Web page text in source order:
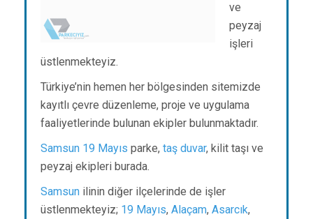
ve
peyzaj
işleri
üstlenmekteyiz.
Türkiye’nin hemen her bölgesinden sitemizde
kayıtlı çevre düzenleme, proje ve uygulama
faaliyetlerinde bulunan ekipler bulunmaktadır.
Samsun 19 Mayıs parke, taş duvar, kilit taşı ve
peyzaj ekipleri burada.
Samsun ilinin diğer ilçelerinde de işler
üstlenmekteyiz; 19 Mayıs, Alaçam, Asarcık,